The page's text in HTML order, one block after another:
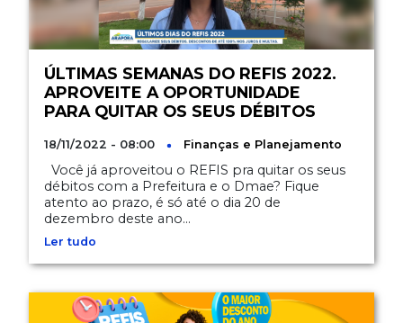
ÚLTIMAS SEMANAS DO REFIS 2022.
APROVEITE A OPORTUNIDADE
PARA QUITAR OS SEUS DÉBITOS
18/11/2022 - 08:00 Finanças e Planejamento
Você já aproveitou o REFIS pra quitar os seus
débitos com a Prefeitura e o Dmae? Fique
atento ao prazo, é só até o dia 20 de
dezembro deste ano...
Ler tudo